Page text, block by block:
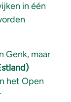
in één
Genk, maar
het Open